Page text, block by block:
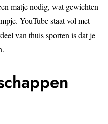
matje nodig, wat gewichten
YouTube staat vol met
van thuis sporten is dat je